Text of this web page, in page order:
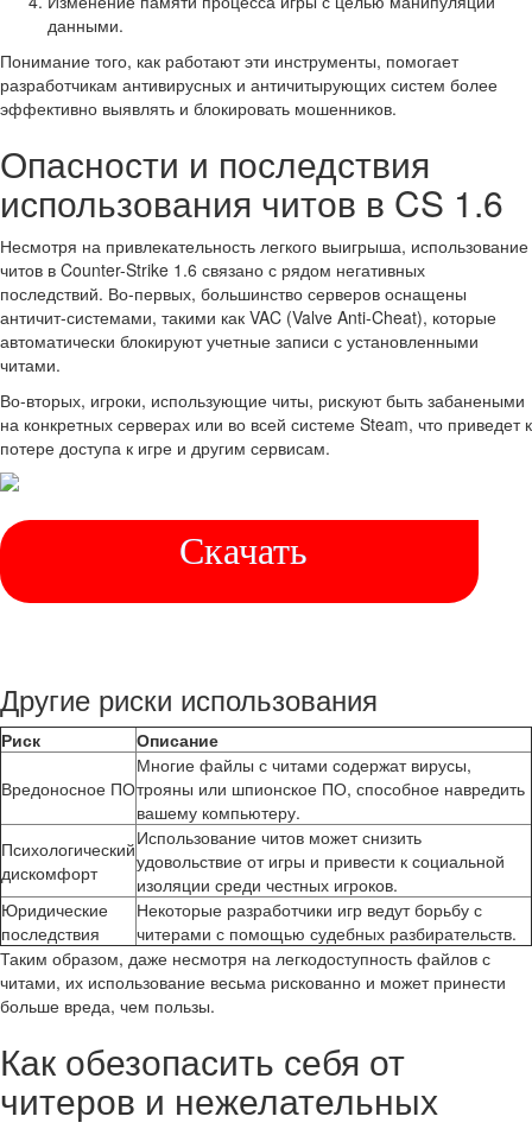
данными.
Понимание того, как работают эти инструменты, помогает
разработчикам антивирусных и античитырующих систем более
эффективно выявлять и блокировать мошенников.
Опасности и последствия
использования читов в CS 1.6
Несмотря на привлекательность легкого выигрыша, использование
читов в Counter-Strike 1.6 связано с рядом негативных
последствий. Во-первых, большинство серверов оснащены
античит-системами, такими как VAC (Valve Anti-Cheat), которые
автоматически блокируют учетные записи с установленными
читами.
Во-вторых, игроки, использующие читы, рискуют быть забанеными
на конкретных серверах или во всей системе Steam, что приведет к
потере доступа к игре и другим сервисам.
Скачать
Другие риски использования
Риск Описание
Вредоносное ПО
Многие файлы с читами содержат вирусы,
трояны или шпионское ПО, способное навредить
вашему компьютеру.
Психологический
дискомфорт
Использование читов может снизить
удовольствие от игры и привести к социальной
изоляции среди честных игроков.
Юридические
последствия
Некоторые разработчики игр ведут борьбу с
читерами с помощью судебных разбирательств.
Таким образом, даже несмотря на легкодоступность файлов с
читами, их использование весьма рискованно и может принести
больше вреда, чем пользы.
Как обезопасить себя от
читеров и нежелательных